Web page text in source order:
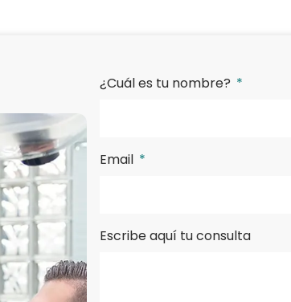
¿Cuál es tu nombre?
Email
Escribe aquí tu consulta